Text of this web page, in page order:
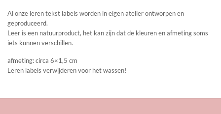
Al onze leren tekst labels worden in eigen atelier ontworpen en
geproduceerd.
Leer is een natuurproduct, het kan zijn dat de kleuren en afmeting soms
iets kunnen verschillen.
afmeting: circa 6×1,5 cm
Leren labels verwijderen voor het wassen!